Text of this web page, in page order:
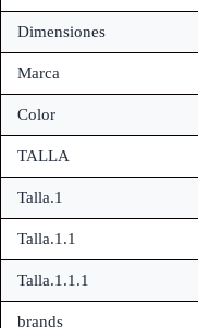
Dimensiones
Marca
Color
TALLA
Talla.1
Talla.1.1
Talla.1.1.1
brands